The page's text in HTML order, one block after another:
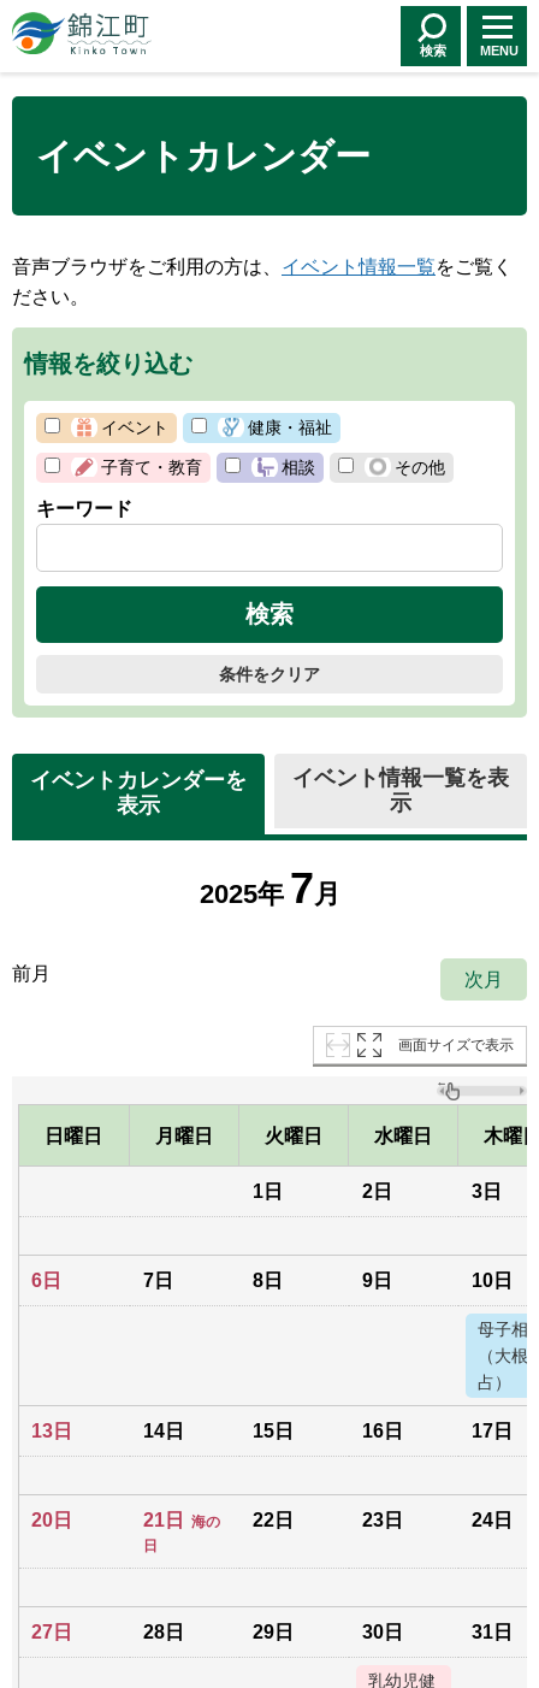
錦江町 Kinko
Town
検索 MENU
イベントカレンダー
音声ブラウザをご利用の方は、 イベント情報一覧をご覧く
ださい。
情報を絞り込む
イベント 健康・福祉
子育て・教育 相談 その他
キーワード
条件をクリア
イベントカレンダーを
表示
イベント情報一覧を表
示
前月
2025年 7月
次月
画面サイズで表示
日曜日 月曜日 火曜日 水曜日 木曜
1日 2日 3日
6日 7日 8日 9日 10日
母子相
（大根
占）
13日 14日 15日 16日 17日
20日 21日
海の
日
22日 23日 24日
27日 28日 29日 30日 31日
乳幼児健